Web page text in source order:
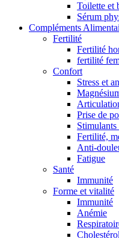
Toilette et
Sérum
Compléments
Fertilité
Fertilité
fertilité
Confort
Stress et
Prise de
Stimulants
Fertilité,
Anti-
Fatigue
Santé
Immunité
Forme et vitalité
Immunité
Anémie